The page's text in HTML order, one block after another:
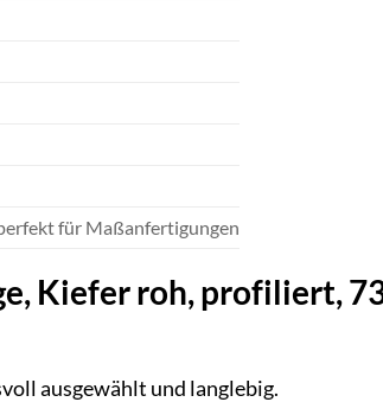
für Maßanfertigungen
Kiefer roh, profiliert,
ausgewählt und langlebig.